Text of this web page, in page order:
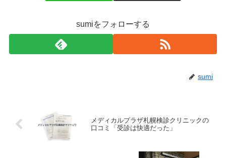
sumiをフォローする
sumi
メディカルプラザ札幌検診クリニックの
口コミ「受診は快適だった」